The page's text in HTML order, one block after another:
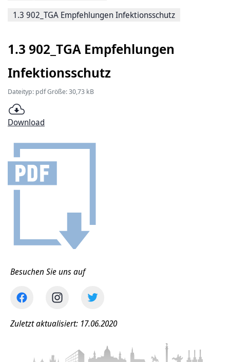
1.3 902_TGA Empfehlungen Infektionsschutz
1.3 902_TGA Empfehlungen
Infektionsschutz
Dateityp: pdf Größe: 30,73 kB
Download
Besuchen Sie uns auf
Zuletzt aktualisiert: 17.06.2020